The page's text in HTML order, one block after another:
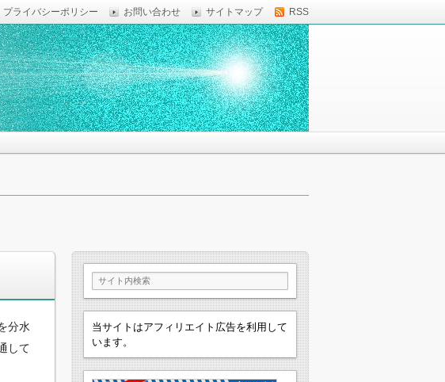
RSS
プライバシーポリシー お問い合わせ サイトマップ
います。
分水
して
当サイトはアフィリエイト広告を利用して
います。